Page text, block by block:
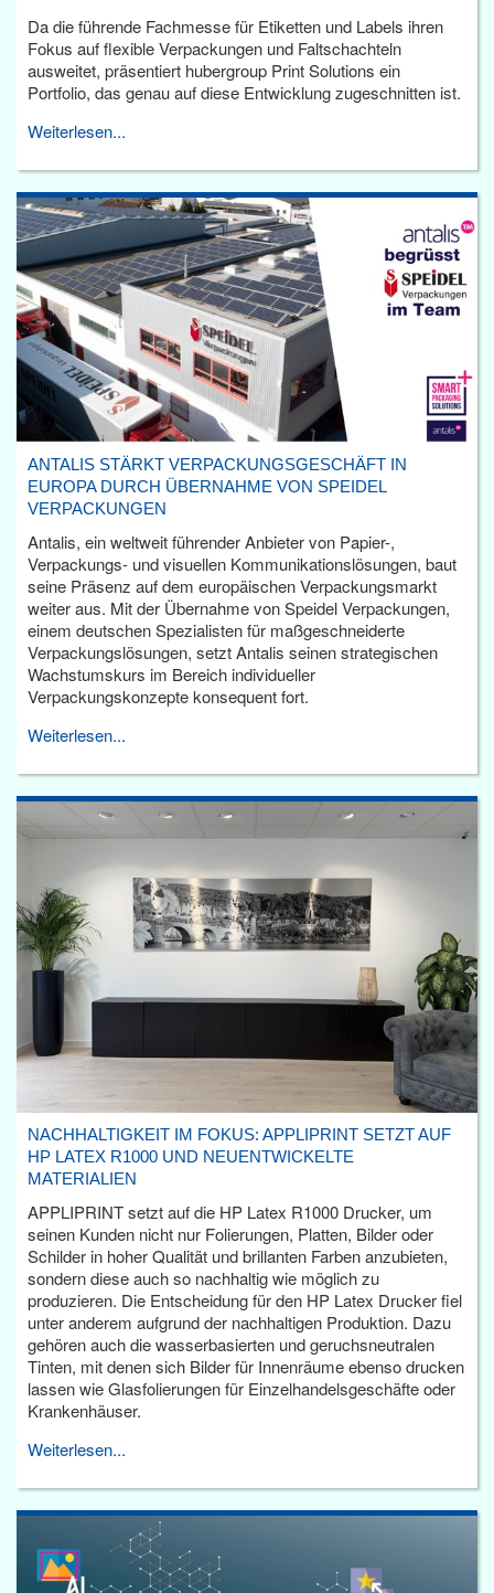
Da die führende Fachmesse für Etiketten und Labels ihren
Fokus auf flexible Verpackungen und Faltschachteln
ausweitet, präsentiert hubergroup Print Solutions ein
Portfolio, das genau auf diese Entwicklung zugeschnitten ist.
Weiterlesen...
ANTALIS STÄRKT VERPACKUNGSGESCHÄFT IN
EUROPA DURCH ÜBERNAHME VON SPEIDEL
VERPACKUNGEN
Antalis, ein weltweit führender Anbieter von Papier-,
Verpackungs- und visuellen Kommunikationslösungen, baut
seine Präsenz auf dem europäischen Verpackungsmarkt
weiter aus. Mit der Übernahme von Speidel Verpackungen,
einem deutschen Spezialisten für maßgeschneiderte
Verpackungslösungen, setzt Antalis seinen strategischen
Wachstumskurs im Bereich individueller
Verpackungskonzepte konsequent fort.
Weiterlesen...
NACHHALTIGKEIT IM FOKUS: APPLIPRINT SETZT AUF
HP LATEX R1000 UND NEUENTWICKELTE
MATERIALIEN
APPLIPRINT setzt auf die HP Latex R1000 Drucker, um
seinen Kunden nicht nur Folierungen, Platten, Bilder oder
Schilder in hoher Qualität und brillanten Farben anzubieten,
sondern diese auch so nachhaltig wie möglich zu
produzieren. Die Entscheidung für den HP Latex Drucker fiel
unter anderem aufgrund der nachhaltigen Produktion. Dazu
gehören auch die wasserbasierten und geruchsneutralen
Tinten, mit denen sich Bilder für Innenräume ebenso drucken
lassen wie Glasfolierungen für Einzelhandelsgeschäfte oder
Krankenhäuser.
Weiterlesen...